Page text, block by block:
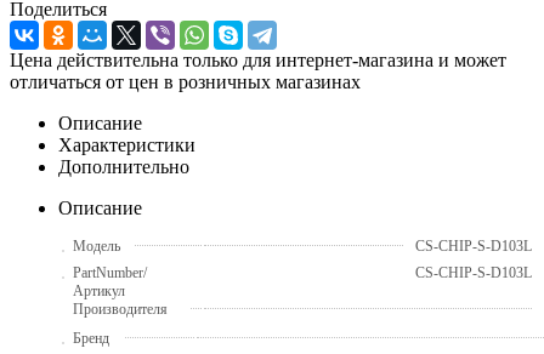
Поделиться
Цена действительна только для интернет-магазина и может
отличаться от цен в розничных магазинах
Описание
Характеристики
Дополнительно
Описание
Модель
CS-CHIP-S-D103L
PartNumber/
Артикул
Производителя
CS-CHIP-S-D103L
Бренд